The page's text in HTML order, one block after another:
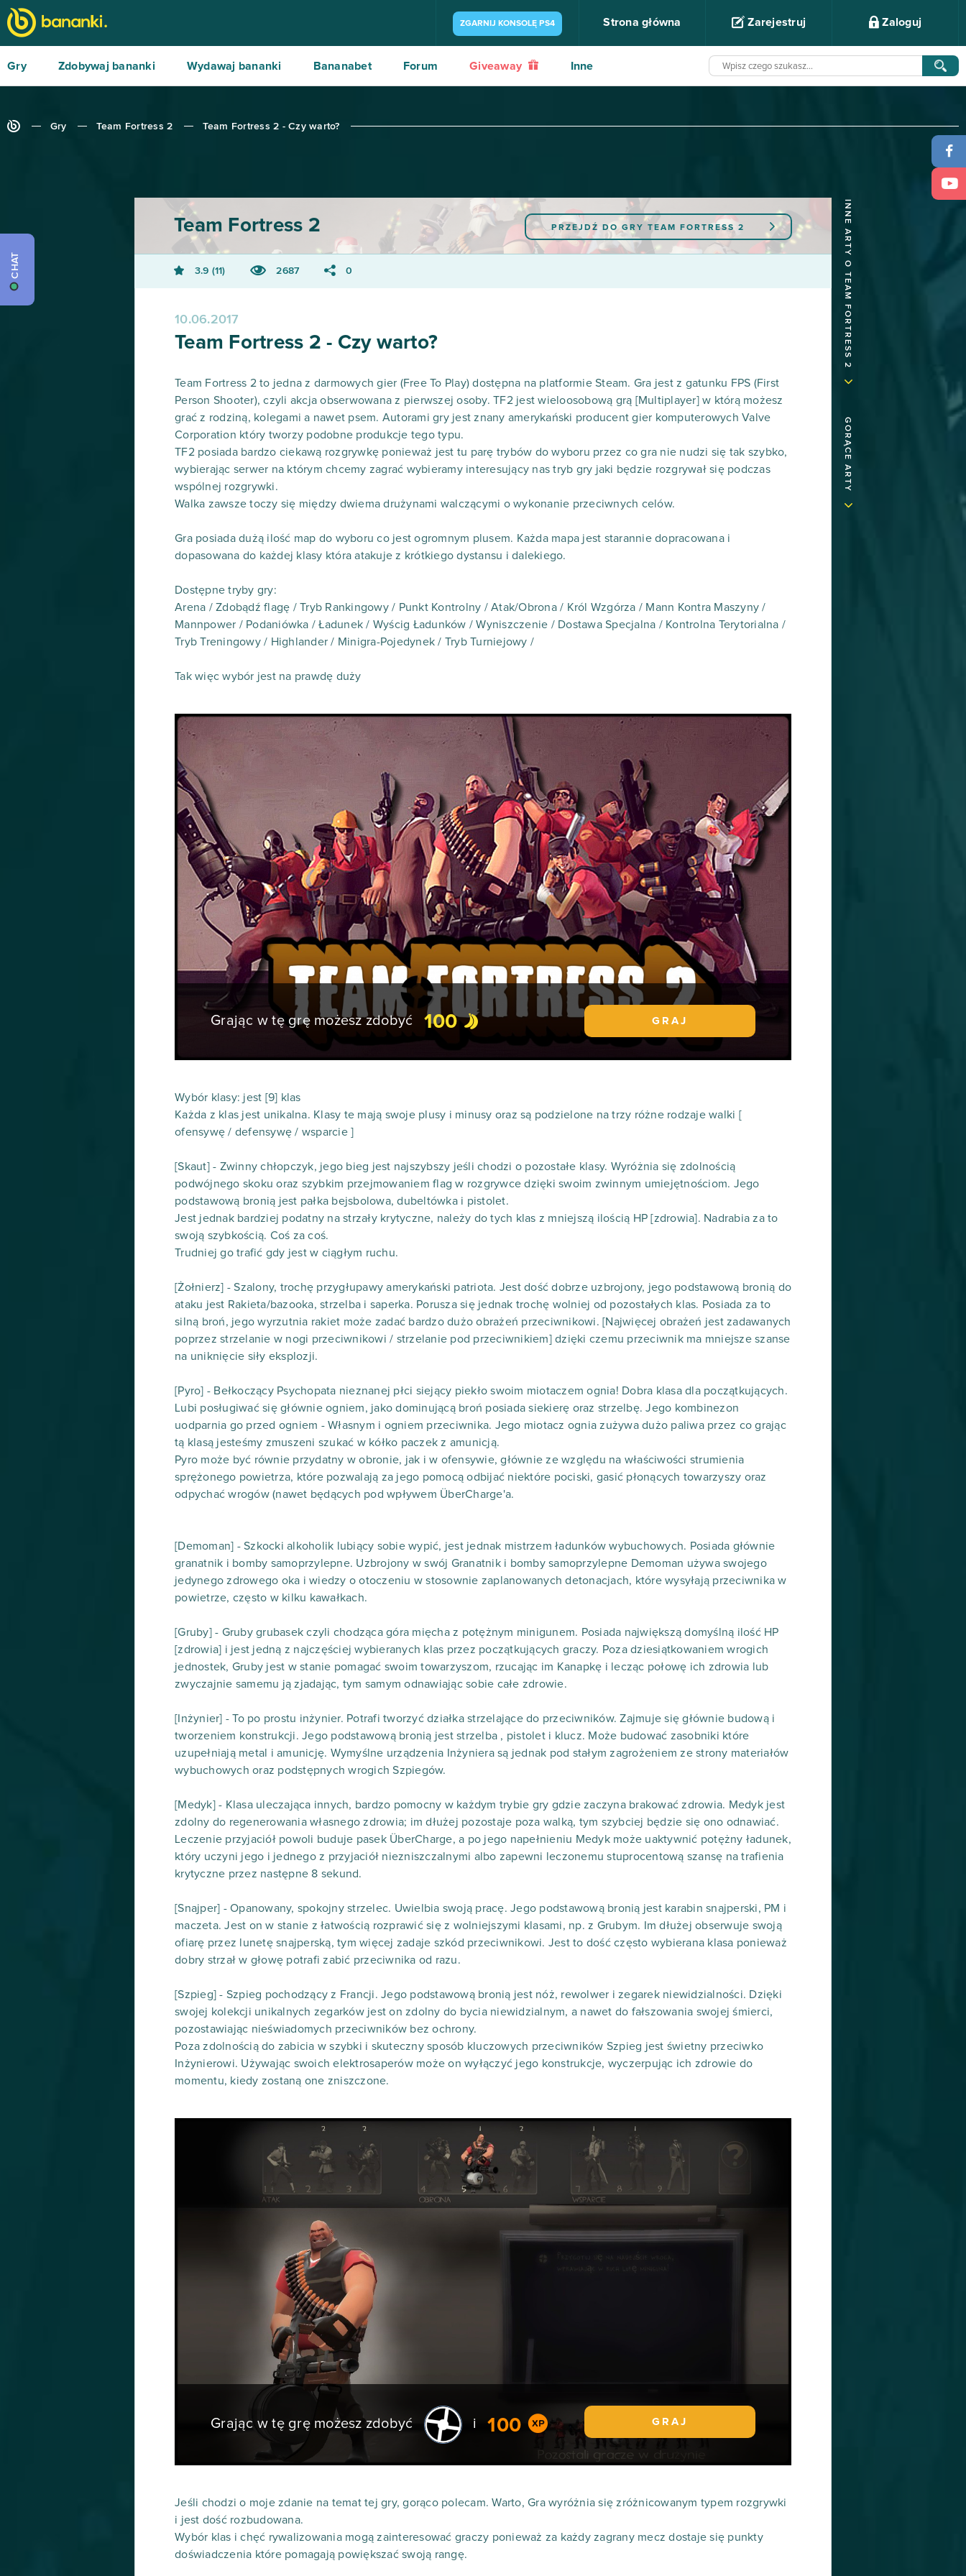
ZGARNIJ KONSOLĘ PS4 Strona główna Zarejestruj Zaloguj
Gry Zdobywaj bananki Wydawaj bananki Bananabet Forum Giveaway Inne
Gry Team Fortress 2 Team Fortress 2 - Czy warto?
INNE ARTY O TEAM FORTRESS 2
GORĄCE ARTY
PRZEJDŹ DO GRY TEAM FORTRESS 2
Team Fortress 2
3.9 11 2687 0
10.06.2017
Team Fortress 2 - Czy warto?
Team Fortress 2 to jedna z darmowych gier (Free To Play) dostępna na platformie Steam. Gra jest z gatunku FPS (First
Person Shooter), czyli akcja obserwowana z pierwszej osoby. TF2 jest wieloosobową grą [Multiplayer] w którą możesz
grać z rodziną, kolegami a nawet psem. Autorami gry jest znany amerykański producent gier komputerowych Valve
Corporation który tworzy podobne produkcje tego typu.
TF2 posiada bardzo ciekawą rozgrywkę ponieważ jest tu parę trybów do wyboru przez co gra nie nudzi się tak szybko,
wybierając serwer na którym chcemy zagrać wybieramy interesujący nas tryb gry jaki będzie rozgrywał się podczas
wspólnej rozgrywki.
Walka zawsze toczy się między dwiema drużynami walczącymi o wykonanie przeciwnych celów.
Gra posiada dużą ilość map do wyboru co jest ogromnym plusem. Każda mapa jest starannie dopracowana i
dopasowana do każdej klasy która atakuje z krótkiego dystansu i dalekiego.
Dostępne tryby gry:
Arena / Zdobądź flagę / Tryb Rankingowy / Punkt Kontrolny / Atak/Obrona / Król Wzgórza / Mann Kontra Maszyny /
Mannpower / Podaniówka / Ładunek / Wyścig Ładunków / Wyniszczenie / Dostawa Specjalna / Kontrolna Terytorialna /
Tryb Treningowy / Highlander / Minigra-Pojedynek / Tryb Turniejowy /
Tak więc wybór jest na prawdę duży
Grając w tę grę możesz zdobyć 100 GRAJ
Wybór klasy: jest [9] klas
Każda z klas jest unikalna. Klasy te mają swoje plusy i minusy oraz są podzielone na trzy różne rodzaje walki [
ofensywę / defensywę / wsparcie ]
[Skaut] - Zwinny chłopczyk, jego bieg jest najszybszy jeśli chodzi o pozostałe klasy. Wyróżnia się zdolnością
podwójnego skoku oraz szybkim przejmowaniem flag w rozgrywce dzięki swoim zwinnym umiejętnościom. Jego
podstawową bronią jest pałka bejsbolowa, dubeltówka i pistolet.
Jest jednak bardziej podatny na strzały krytyczne, należy do tych klas z mniejszą ilością HP [zdrowia]. Nadrabia za to
swoją szybkością. Coś za coś.
Trudniej go trafić gdy jest w ciągłym ruchu.
[Żołnierz] - Szalony, trochę przygłupawy amerykański patriota. Jest dość dobrze uzbrojony, jego podstawową bronią do
ataku jest Rakieta/bazooka, strzelba i saperka. Porusza się jednak trochę wolniej od pozostałych klas. Posiada za to
silną broń, jego wyrzutnia rakiet może zadać bardzo dużo obrażeń przeciwnikowi. [Najwięcej obrażeń jest zadawanych
poprzez strzelanie w nogi przeciwnikowi / strzelanie pod przeciwnikiem] dzięki czemu przeciwnik ma mniejsze szanse
na uniknięcie siły eksplozji.
[Pyro] - Bełkoczący Psychopata nieznanej płci siejący piekło swoim miotaczem ognia! Dobra klasa dla początkujących.
Lubi posługiwać się głównie ogniem, jako dominującą broń posiada siekierę oraz strzelbę. Jego kombinezon
uodparnia go przed ogniem - Własnym i ogniem przeciwnika. Jego miotacz ognia zużywa dużo paliwa przez co grając
tą klasą jesteśmy zmuszeni szukać w kółko paczek z amunicją.
Pyro może być równie przydatny w obronie, jak i w ofensywie, głównie ze względu na właściwości strumienia
sprężonego powietrza, które pozwalają za jego pomocą odbijać niektóre pociski, gasić płonących towarzyszy oraz
odpychać wrogów (nawet będących pod wpływem ÜberCharge'a.
[Demoman] - Szkocki alkoholik lubiący sobie wypić, jest jednak mistrzem ładunków wybuchowych. Posiada głównie
granatnik i bomby samoprzylepne. Uzbrojony w swój Granatnik i bomby samoprzylepne Demoman używa swojego
jedynego zdrowego oka i wiedzy o otoczeniu w stosownie zaplanowanych detonacjach, które wysyłają przeciwnika w
powietrze, często w kilku kawałkach.
[Gruby] - Gruby grubasek czyli chodząca góra mięcha z potężnym minigunem. Posiada największą domyślną ilość HP
[zdrowia] i jest jedną z najczęściej wybieranych klas przez początkujących graczy. Poza dziesiątkowaniem wrogich
jednostek, Gruby jest w stanie pomagać swoim towarzyszom, rzucając im Kanapkę i lecząc połowę ich zdrowia lub
zwyczajnie samemu ją zjadając, tym samym odnawiając sobie całe zdrowie.
[Inżynier] - To po prostu inżynier. Potrafi tworzyć działka strzelające do przeciwników. Zajmuje się głównie budową i
tworzeniem konstrukcji. Jego podstawową bronią jest strzelba , pistolet i klucz. Może budować zasobniki które
uzupełniają metal i amunicję. Wymyślne urządzenia Inżyniera są jednak pod stałym zagrożeniem ze strony materiałów
wybuchowych oraz podstępnych wrogich Szpiegów.
[Medyk] - Klasa uleczająca innych, bardzo pomocny w każdym trybie gry gdzie zaczyna brakować zdrowia. Medyk jest
zdolny do regenerowania własnego zdrowia; im dłużej pozostaje poza walką, tym szybciej będzie się ono odnawiać.
Leczenie przyjaciół powoli buduje pasek ÜberCharge, a po jego napełnieniu Medyk może uaktywnić potężny ładunek,
który uczyni jego i jednego z przyjaciół niezniszczalnymi albo zapewni leczonemu stuprocentową szansę na trafienia
krytyczne przez następne 8 sekund.
[Snajper] - Opanowany, spokojny strzelec. Uwielbia swoją pracę. Jego podstawową bronią jest karabin snajperski, PM i
maczeta. Jest on w stanie z łatwością rozprawić się z wolniejszymi klasami, np. z Grubym. Im dłużej obserwuje swoją
ofiarę przez lunetę snajperską, tym więcej zadaje szkód przeciwnikowi. Jest to dość często wybierana klasa ponieważ
dobry strzał w głowę potrafi zabić przeciwnika od razu.
[Szpieg] - Szpieg pochodzący z Francji. Jego podstawową bronią jest nóż, rewolwer i zegarek niewidzialności. Dzięki
swojej kolekcji unikalnych zegarków jest on zdolny do bycia niewidzialnym, a nawet do fałszowania swojej śmierci,
pozostawiając nieświadomych przeciwników bez ochrony.
Poza zdolnością do zabicia w szybki i skuteczny sposób kluczowych przeciwników Szpieg jest świetny przeciwko
Inżynierowi. Używając swoich elektrosaperów może on wyłączyć jego konstrukcje, wyczerpując ich zdrowie do
momentu, kiedy zostaną one zniszczone.
Grając w tę grę możesz zdobyć i 100 GRAJ
Jeśli chodzi o moje zdanie na temat tej gry, gorąco polecam. Warto, Gra wyróżnia się zróżnicowanym typem rozgrywki
i jest dość rozbudowana.
Wybór klas i chęć rywalizowania mogą zainteresować graczy ponieważ za każdy zagrany mecz dostaje się punkty
doświadczenia które pomagają powiększać swoją rangę.
CHAT